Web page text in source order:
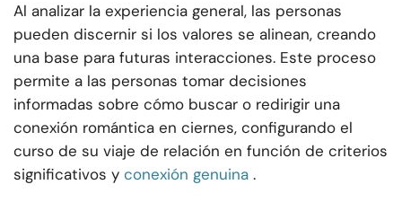
Al analizar la experiencia general, las personas
pueden discernir si los valores se alinean, creando
una base para futuras interacciones. Este proceso
permite a las personas tomar decisiones
informadas sobre cómo buscar o redirigir una
conexión romántica en ciernes, configurando el
curso de su viaje de relación en función de criterios
significativos y conexión genuina .